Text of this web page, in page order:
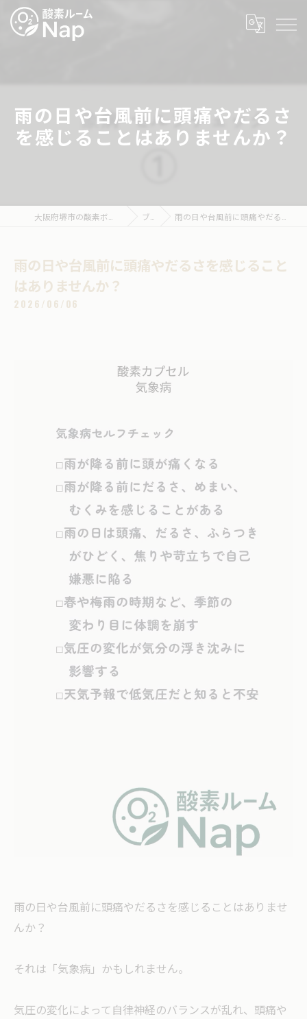
雨の日や台風前に頭痛やだるさ
を感じることはありませんか？
ブログ 雨の日や台風前に頭痛やだるさを感じることはありませんか？
雨の日や台風前に頭痛やだるさを感じること
はありませんか？
2026/06/06
雨の日や台風前に頭痛やだるさを感じることはありませ
んか？
それは「気象病」かもしれません。
気圧の変化によって自律神経のバランスが乱れ、頭痛や